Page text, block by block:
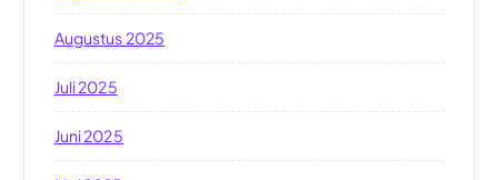
Augustus 2025
Juli 2025
Juni 2025